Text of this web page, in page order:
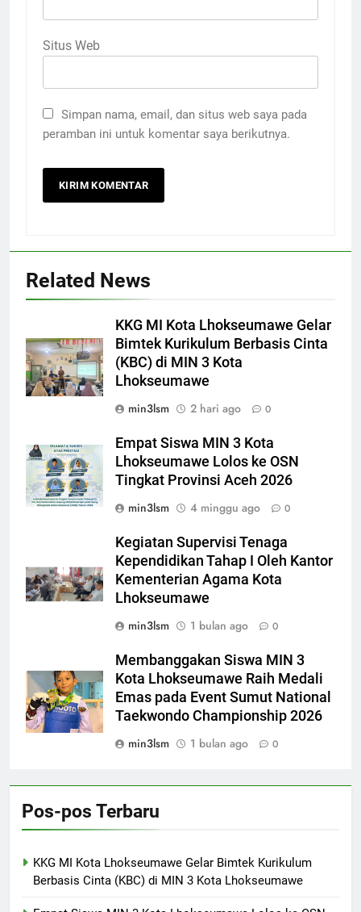
Situs Web
Simpan nama, email, dan situs web saya pada
peramban ini untuk komentar saya berikutnya.
Related News
KKG MI Kota Lhokseumawe Gelar
Bimtek Kurikulum Berbasis Cinta
(KBC) di MIN 3 Kota
Lhokseumawe
min3lsm
2 hari ago 0
Empat Siswa MIN 3 Kota
Lhokseumawe Lolos ke OSN
Tingkat Provinsi Aceh 2026
min3lsm
4 minggu ago 0
Kegiatan Supervisi Tenaga
Kependidikan Tahap I Oleh Kantor
Kementerian Agama Kota
Lhokseumawe
min3lsm
1 bulan ago 0
Membanggakan Siswa MIN 3
Kota Lhokseumawe Raih Medali
Emas pada Event Sumut National
Taekwondo Championship 2026
min3lsm
1 bulan ago 0
Pos-pos Terbaru
KKG MI Kota Lhokseumawe Gelar Bimtek Kurikulum
Berbasis Cinta (KBC) di MIN 3 Kota Lhokseumawe